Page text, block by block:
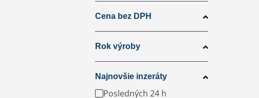
Cena bez DPH
Rok výroby
Najnovšie inzeráty
Posledných 24 h